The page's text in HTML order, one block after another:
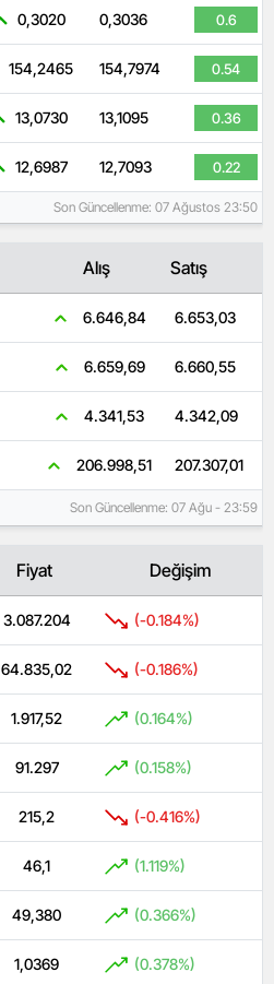
0,3020 0,3036 0.6
154,2465 154,7974 0.54
13,0730 13,1095 0.36
12,6987 12,7093 0.22
Son Güncellenme: 07 Ağustos 23:50
Alış Satış
6.646,84 6.653,03
6.659,69 6.660,55
4.341,53 4.342,09
206.998,51 207.307,01
Son Güncellenme: 07 Ağu - 23:59
Fiyat Değişim
3.087.204 (-0.184%)
64.835,02 (-0.186%)
1.917,52 (0.164%)
91.297 (0.158%)
215,2 (-0.416%)
46,1 (1.119%)
49,380 (0.366%)
1,0369 (0.378%)